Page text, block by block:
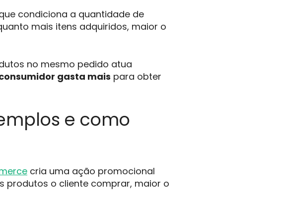
condiciona a quantidade de
mais itens adquiridos, maior o
no mesmo pedido atua
gasta mais para obter
e como
cria uma ação promocional
produtos o cliente comprar, maior o